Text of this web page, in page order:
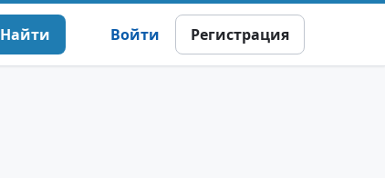
Найти Войти Регистрация